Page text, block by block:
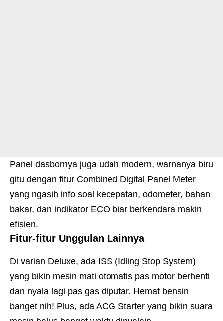
Panel dasbornya juga udah modern, warnanya biru
gitu dengan fitur Combined Digital Panel Meter
yang ngasih info soal kecepatan, odometer, bahan
bakar, dan indikator ECO biar berkendara makin
efisien.
Fitur-fitur Unggulan Lainnya
Di varian Deluxe, ada ISS (Idling Stop System)
yang bikin mesin mati otomatis pas motor berhenti
dan nyala lagi pas gas diputar. Hemat bensin
banget nih! Plus, ada ACG Starter yang bikin suara